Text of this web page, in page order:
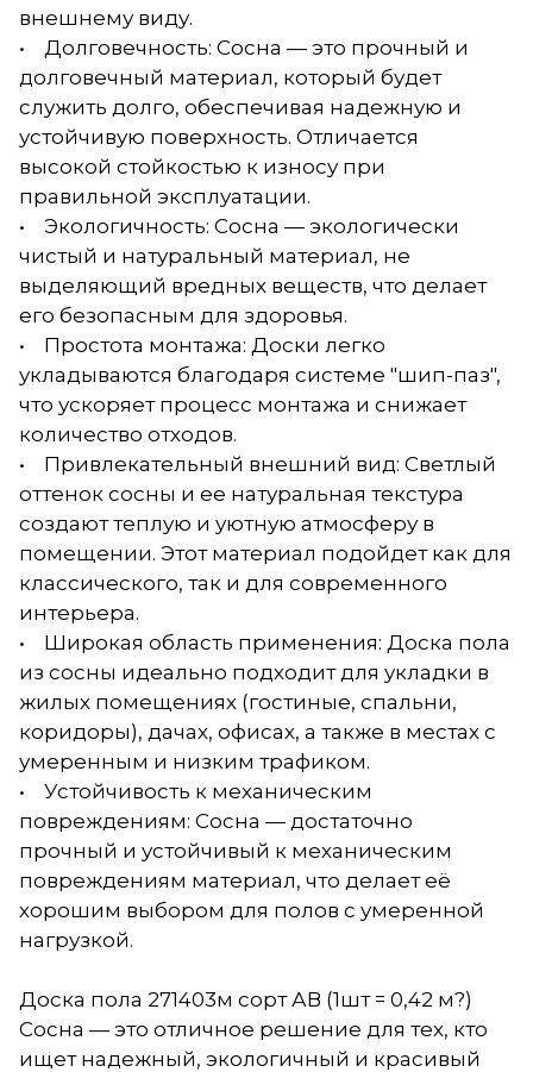
внешнему виду.
• Долговечность: Сосна — это прочный и
долговечный материал, который будет
служить долго, обеспечивая надежную и
устойчивую поверхность. Отличается
высокой стойкостью к износу при
правильной эксплуатации.
• Экологичность: Сосна — экологически
чистый и натуральный материал, не
выделяющий вредных веществ, что делает
его безопасным для здоровья.
• Простота монтажа: Доски легко
укладываются благодаря системе "шип-паз",
что ускоряет процесс монтажа и снижает
количество отходов.
• Привлекательный внешний вид: Светлый
оттенок сосны и ее натуральная текстура
создают теплую и уютную атмосферу в
помещении. Этот материал подойдет как для
классического, так и для современного
интерьера.
• Широкая область применения: Доска пола
из сосны идеально подходит для укладки в
жилых помещениях (гостиные, спальни,
коридоры), дачах, офисах, а также в местах с
умеренным и низким трафиком.
• Устойчивость к механическим
повреждениям: Сосна — достаточно
прочный и устойчивый к механическим
повреждениям материал, что делает её
хорошим выбором для полов с умеренной
нагрузкой.
Доска пола 271403м сорт АВ (1шт = 0,42 м?)
Сосна — это отличное решение для тех, кто
ищет надежный, экологичный и красивый